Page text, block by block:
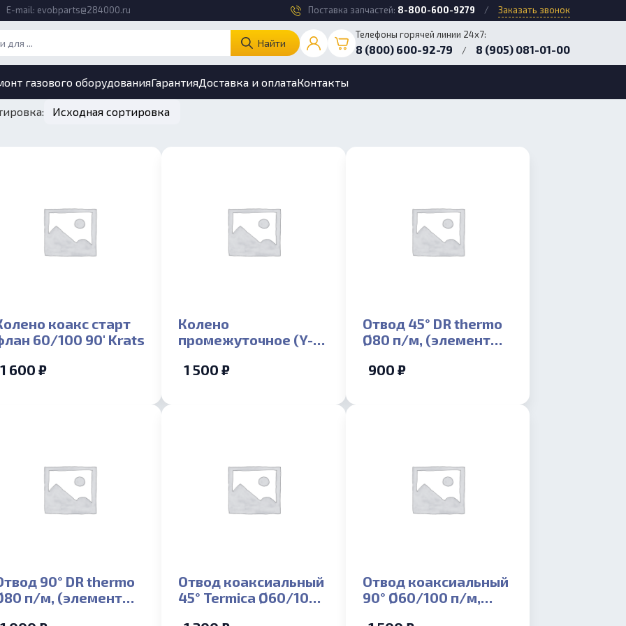
E-mail: evobparts@284000.ru Поставка запчастей: 8-800-600-9279 / Заказать звонок
Найти
Телефоны горячей линии 24х7:
8 (800) 600-92-79 / 8 (905) 081-01-00
газового оборудованияГарантияДоставка и оплатаКонтакты
коакс старт
60/100 90′ Krats
1 600 ₽
Колено
промежуточное (Y-
1 500 ₽
Отвод 45° DR thermo
Ø80 п/м, (элемент
дымохода)
900 ₽
90° DR thermo
п/м, (элемент
Отвод коаксиальный
45° Termica Ø60/100
Отвод коаксиальный
90° Ø60/100 п/м,